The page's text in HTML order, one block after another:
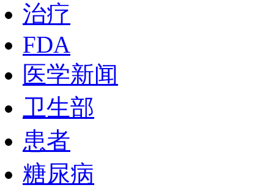
治疗
FDA
医学新闻
卫生部
患者
糖尿病